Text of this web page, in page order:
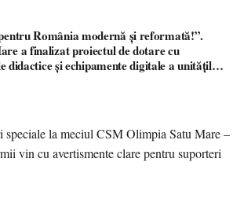
România modernă și reformată!”.
a finalizat proiectul de dotare cu
didactice și echipamente digitale a unităților